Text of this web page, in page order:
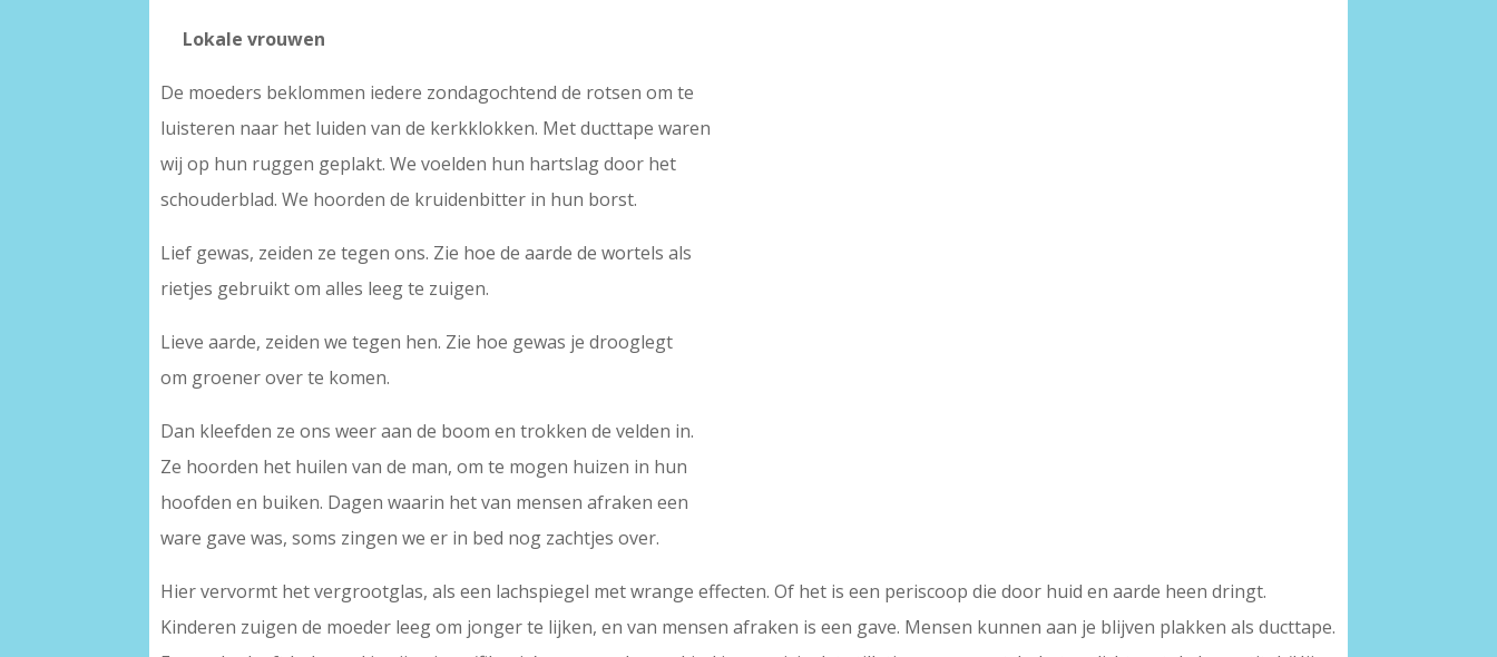
Lokale vrouwen
De moeders beklommen iedere zondagochtend de rotsen om te
luisteren naar het luiden van de kerkklokken. Met ducttape waren
wij op hun ruggen geplakt. We voelden hun hartslag door het
schouderblad. We hoorden de kruidenbitter in hun borst.
Lief gewas, zeiden ze tegen ons. Zie hoe de aarde de wortels als
rietjes gebruikt om alles leeg te zuigen.
Lieve aarde, zeiden we tegen hen. Zie hoe gewas je drooglegt
om groener over te komen.
Dan kleefden ze ons weer aan de boom en trokken de velden in.
Ze hoorden het huilen van de man, om te mogen huizen in hun
hoofden en buiken. Dagen waarin het van mensen afraken een
ware gave was, soms zingen we er in bed nog zachtjes over.
Hier vervormt het vergrootglas, als een lachspiegel met wrange effecten. Of het is een periscoop die door huid en aarde heen dringt.
Kinderen zuigen de moeder leeg om jonger te lijken, en van mensen afraken is een gave. Mensen kunnen aan je blijven plakken als ducttape.